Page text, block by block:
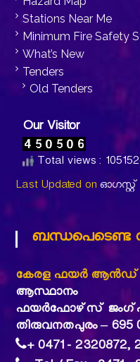
Stations Near Me
Minimum Fire Safety
What’s New
Tenders
Old Tenders
Our Visitor
Total views :
Last Updated onഓഗസ്റ്റ്‌
ബന്ധപെടെണ്ട
കേരള ഫയര്‍ ആന്‍ഡ്
ആസ്ഥാനം
ഫയര്‍ഫോഴ്‌സ്
തിരുവനതപുരം – 695
+ 0471 - 2320872,